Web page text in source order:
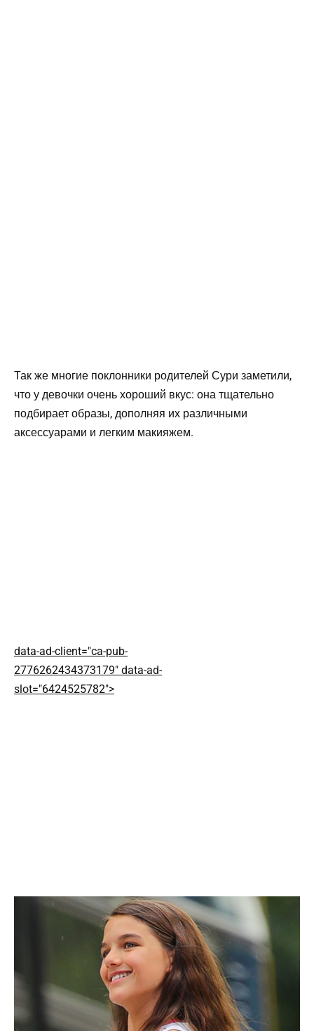
Так же многие поклонники родителей Сури заметили,
что у девочки очень хороший вкус: она тщательно
подбирает образы, дополняя их различными
аксессуарами и легким макияжем.
data-ad-client="ca-pub-
2776262434373179" data-ad-
slot="6424525782">